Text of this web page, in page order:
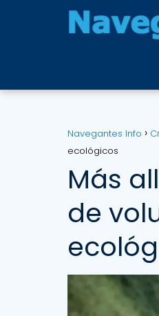
Navegantes Info
ecológicos
Más
de